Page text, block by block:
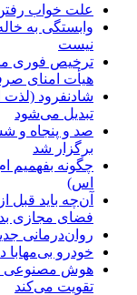
علت خواب
وابستگی به
نیست
ترخیص فوری
هیأت امنای
شادنفرود (لذت
تبدیل می‌شود
صد و پنجاه‌ و
برگزار شد
چگونه بفهمیم
اس)
آن‌چه باید قبل
فضای مجازی
روان‌درمانی
خودرو
هوش مصنوعی
تقویت می‌کند